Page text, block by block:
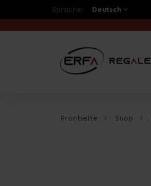
Sprache: Deutsch
Frontseite Shop